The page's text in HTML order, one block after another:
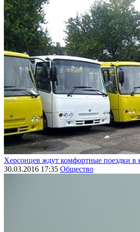
Херсонцев ждут комфортные поездки в
30.03.2016 17:35 Общество